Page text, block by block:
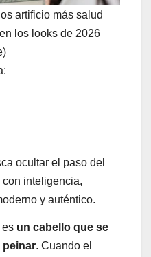
artificio más salud
los looks de 2026
ocultar el paso del
inteligencia,
y auténtico.
es un cabello que se
peinar. Cuando el